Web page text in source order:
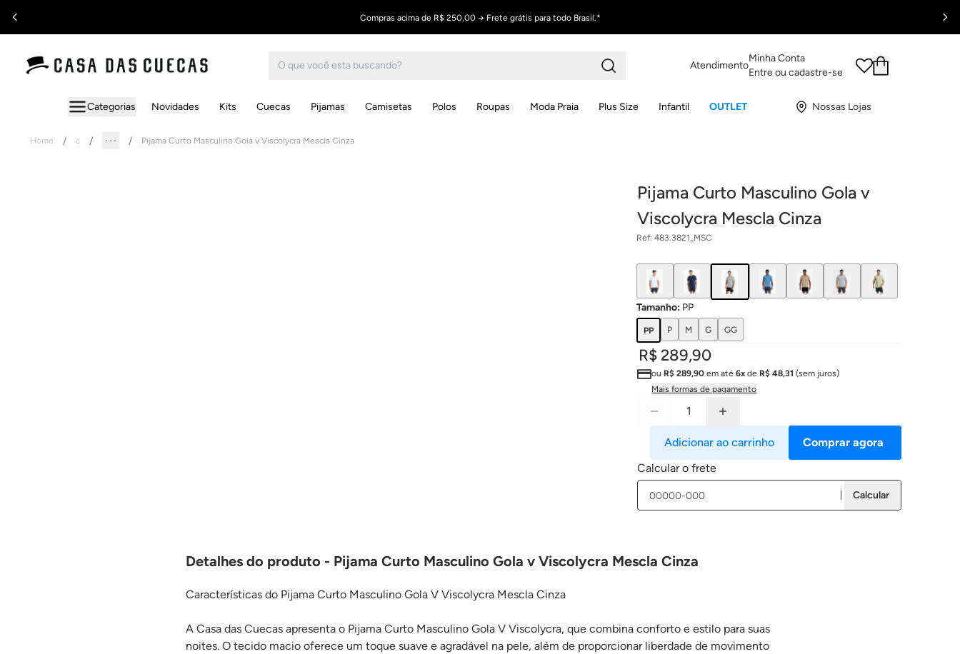
Compras acima de R$ 250,00 → Frete grátis para todo Brasil.*
Minha Conta
Entre ou cadastre-se
Atendimento
Categorias Novidades Kits Cuecas Pijamas Camisetas Polos Roupas Moda Praia Plus Size Infantil OUTLET Nossas Lojas
Home c Pijama Curto Masculino Gola v Viscolycra Mescla Cinza
Pijama Curto Masculino Gola v
Viscolycra Mescla Cinza
Ref: 483.3821_MSC
Tamanho:PP
PP P M G GG
R$ 289,90
ou R$ 289,90 em até6x de R$ 48,31 (sem juros)
Mais formas de pagamento
Comprar agora
Adicionar ao carrinho
Calcular o frete
Calcular
Detalhes do produto - Pijama Curto Masculino Gola v Viscolycra Mescla Cinza
Características do Pijama Curto Masculino Gola V Viscolycra Mescla Cinza
A Casa das Cuecas apresenta o Pijama Curto Masculino Gola V Viscolycra, que combina conforto e estilo para suas
noites. O tecido macio oferece um toque suave e agradável na pele, além de proporcionar liberdade de movimento